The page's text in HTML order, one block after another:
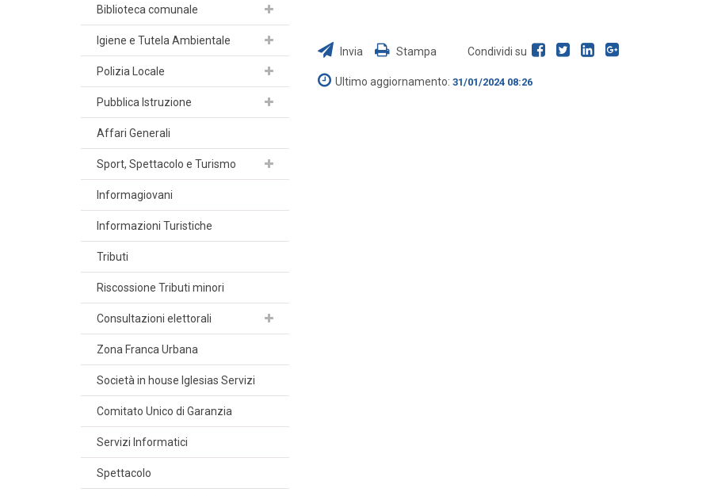
Biblioteca comunale
Igiene e Tutela Ambientale
Polizia Locale
Pubblica Istruzione
Affari Generali
Sport, Spettacolo e Turismo
Informagiovani
Informazioni Turistiche
Tributi
Riscossione Tributi minori
Consultazioni elettorali
Zona Franca Urbana
Società in house Iglesias Servizi
Comitato Unico di Garanzia
Servizi Informatici
Spettacolo
Invia Stampa Condividi su
Ultimo aggiornamento: 31/01/2024 08:26